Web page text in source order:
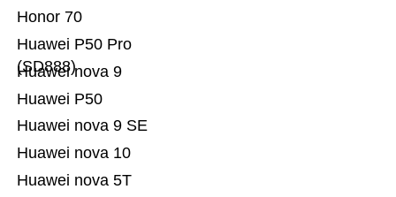
Huawei nova 5T
Huawei nova 10
Huawei nova 9 SE
Huawei P50
Huawei nova 9
Huawei P50 Pro
(SD888)
Honor 70